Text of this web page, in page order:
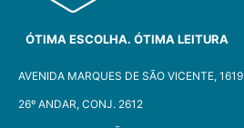
ÓTIMA ESCOLHA. ÓTIMA LEITURA
AVENIDA MARQUES DE SÃO VICENTE, 1619
26º ANDAR, CONJ. 2612